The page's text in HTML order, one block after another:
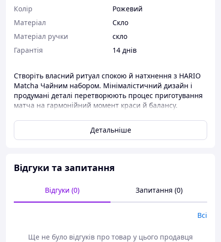
Колір
Рожевий
Матеріал
Скло
Матеріал ручки
скло
Гарантія
14 днів
Створіть власний ритуал спокою й натхнення з HARIO
Matcha Чайним набором. Мінімалістичний дизайн і
продумані деталі перетворюють процес приготування
матча на гармонійний момент краси й балансу.
зануритись у культуру японського чаювання вдома.
Повний набір для приготування матча: усе
Термостійке боросилікатне скло — чистота
японська автентика в елегантній інтерпретації.
Детальніше
Відгуки та запитання
Відгуки (0) Запитання (0)
Всі
Ще не було відгуків про товар у цього продавця